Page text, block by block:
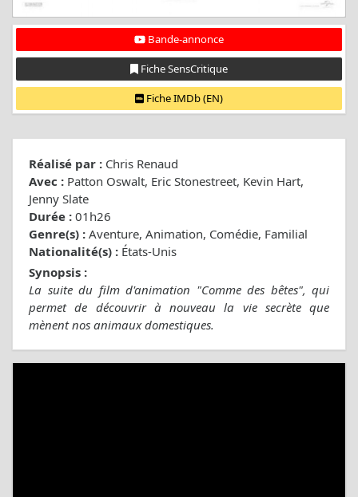
Bande-annonce
Fiche SensCritique
Fiche IMDb (EN)
Réalisé par : Chris Renaud
Avec : Patton Oswalt, Eric Stonestreet, Kevin Hart,
Jenny Slate
Durée : 01h26
Genre(s) : Aventure, Animation, Comédie, Familial
Nationalité(s) : États-Unis
Synopsis :
La suite du film d'animation "Comme des bêtes", qui
permet de découvrir à nouveau la vie secrète que
mènent nos animaux domestiques.